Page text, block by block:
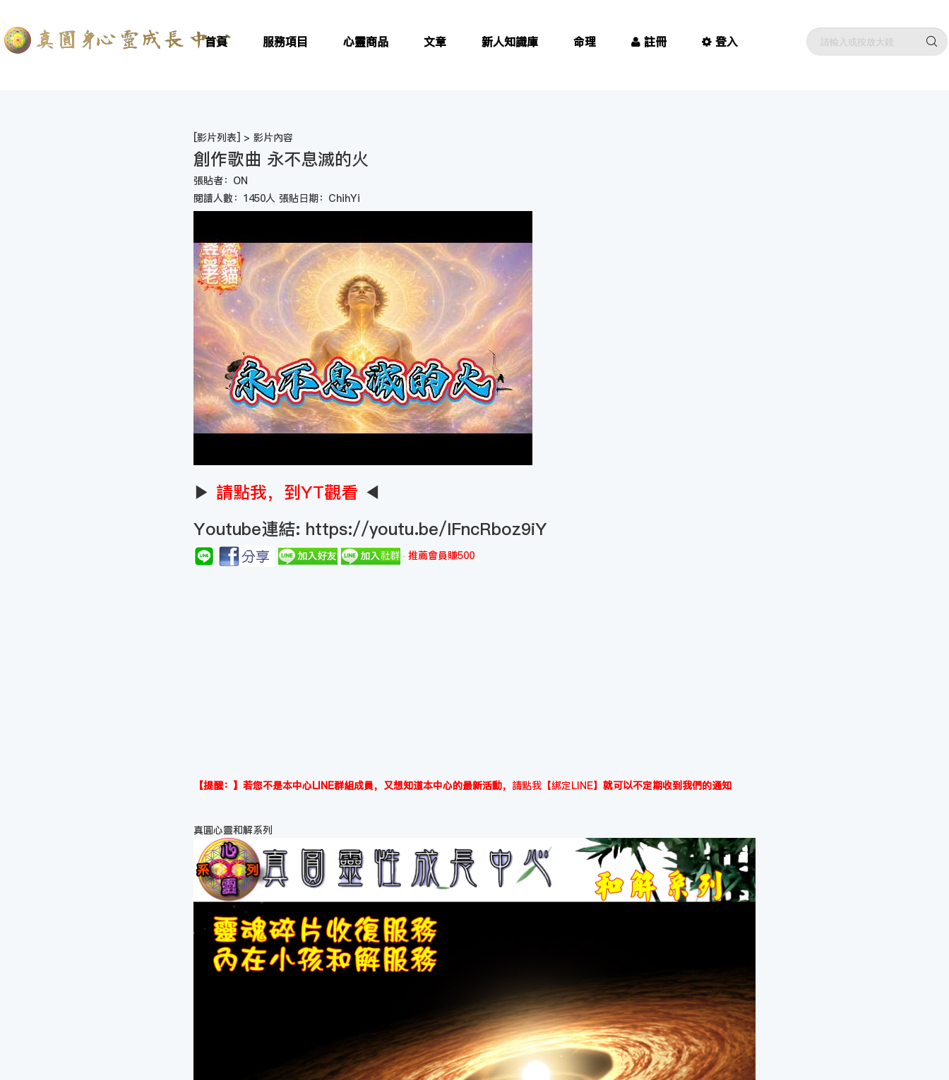
首頁 服務項目 心靈商品 文章 新人知識庫 命理 註冊 登入
[影片列表] > 影片內容
創作歌曲 永不息滅的火
張貼者：ON
閱讀人數：1450人 張貼日期：ChihYi
▶ 請點我，到YT觀看 ◀
Youtube連結: https://youtu.be/IFncRboz9iY
推薦會員賺500
【提醒：】若您不是本中心LINE群組成員，又想知道本中心的最新活動， 請點我【綁定LINE】 就可以不定期收到我們的通知
真圓心靈和解系列